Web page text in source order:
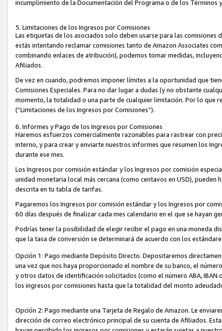
incumplimiento de la Documentación del Programa o de los Términos
5. Limitaciones de los Ingresos por Comisiones
Las etiquetas de los asociados solo deben usarse para las
estás intentando reclamar comisiones tanto de Amazon Associates
combinando enlaces de atribución), podemos tomar medidas,
Afiliados.
De vez en cuando, podremos imponer límites a la oportunidad que
Comisiones Especiales. Para no dar lugar a dudas (y no obstante
momento, la totalidad o una parte de cualquier limitación. Por lo que
(“Limitaciones de los Ingresos por Comisiones”).
6. Informes y Pago de los Ingresos por Comisiones
Haremos esfuerzos comercialmente razonables para rastrear con
interno, y para crear y enviarte nuestros informes que resumen los
durante ese mes.
Los Ingresos por comisión estándar y los Ingresos por comisión
unidad monetaria local más cercana (como centavos en USD),
descrita en tu tabla de tarifas.
Pagaremos los Ingresos por comisión estándar y los Ingresos por
60 días después de finalizar cada mes calendario en el que se hayan
Podrías tener la posibilidad de elegir recibir el pago en una moneda
que la tasa de conversión se determinará de acuerdo con los
Opción 1: Pago mediante Depósito Directo. Depositaremos
una vez que nos haya proporcionado el nombre de su banco, el
y otros datos de identificación solicitados (como el número ABA,
los ingresos por comisiones hasta que la totalidad del monto
Opción 2: Pago mediante una Tarjeta de Regalo de Amazon. Le
dirección de correo electrónico principal de su cuenta de Afiliados.